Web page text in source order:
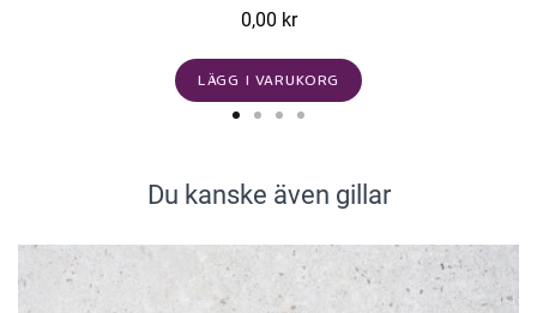
0,00 kr
LÄGG I VARUKORG
Du kanske även gillar